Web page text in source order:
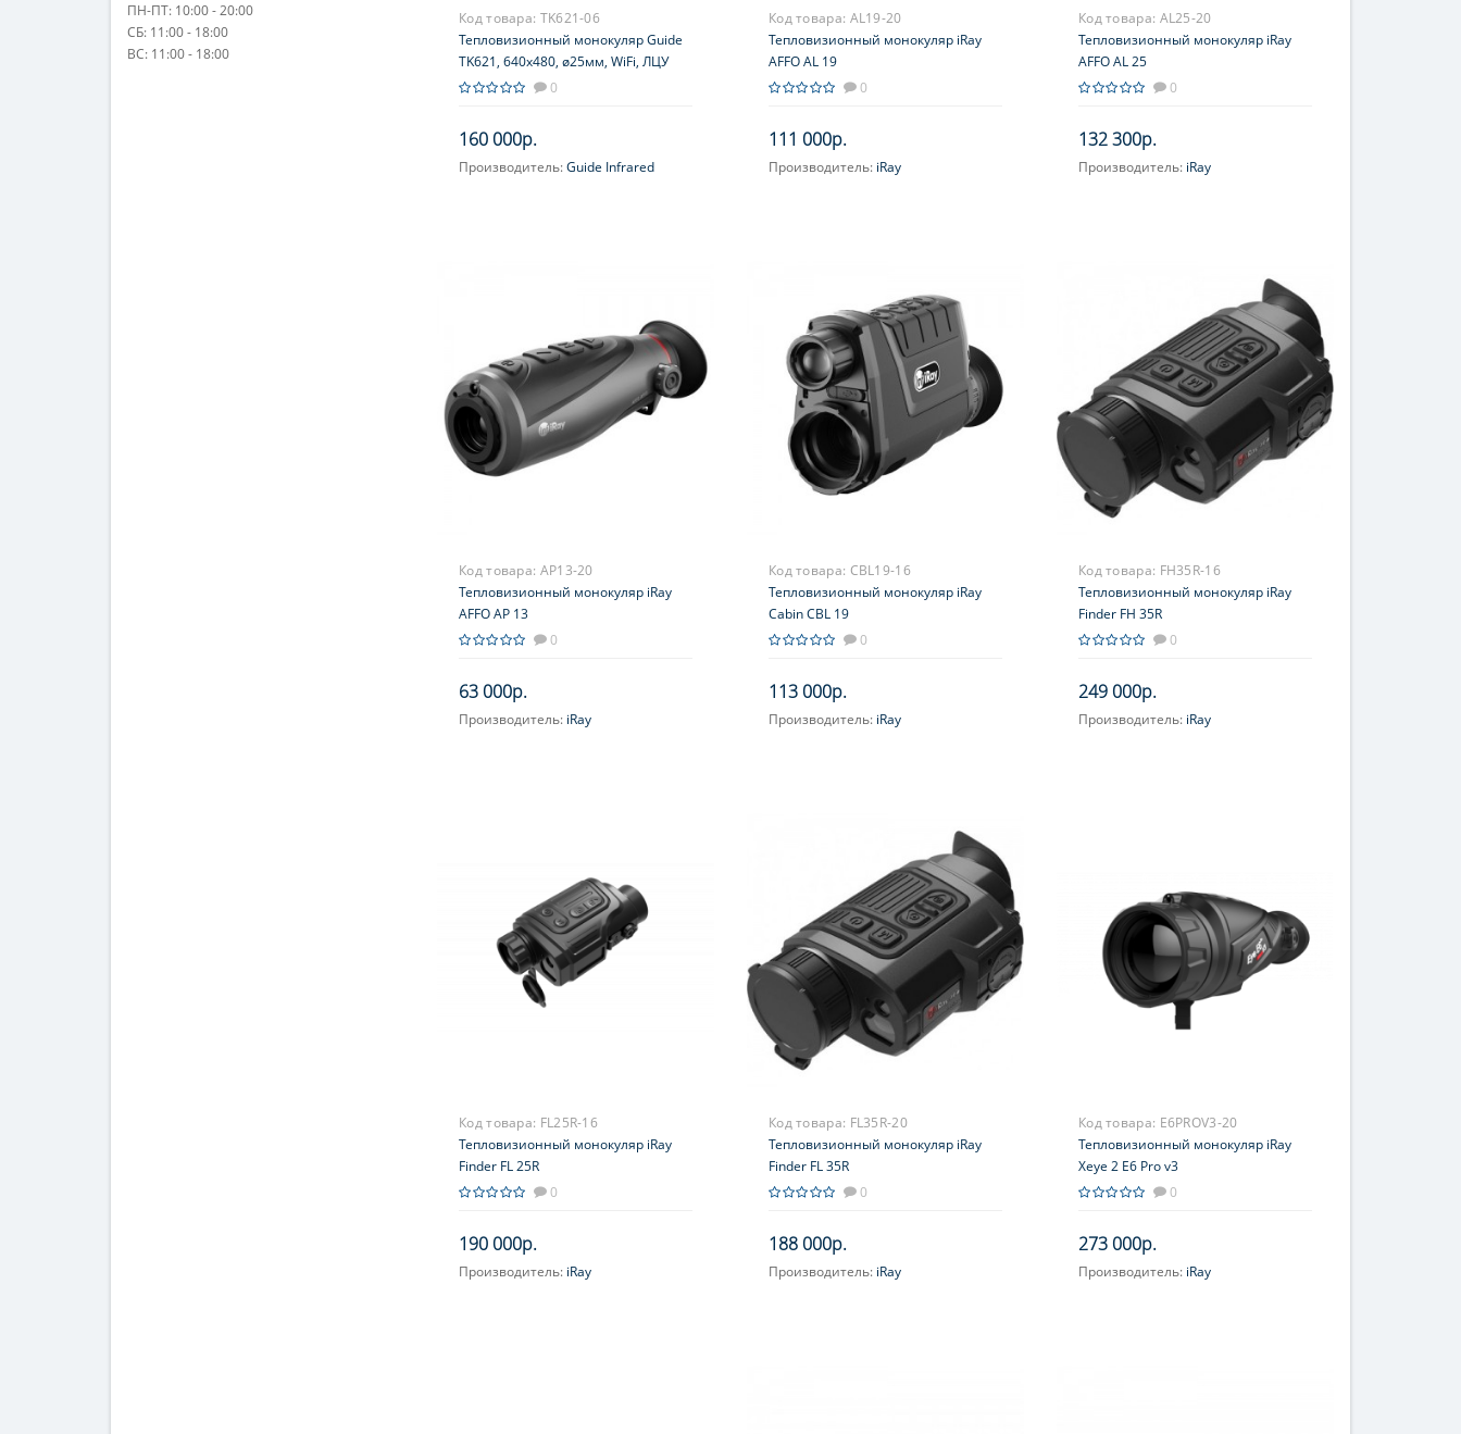
ПН-ПТ: 10:00 - 20:00
СБ: 11:00 - 18:00
ВС: 11:00 - 18:00
Код товара: TK621-06
Тепловизионный монокуляр Guide
TK621, 640х480, ø25мм, WiFi, ЛЦУ
0
160 000р.
Производитель:Guide Infrared
Код товара: AL19-20
Тепловизионный монокуляр iRay
AFFO AL 19
0
111 000р.
Производитель: iRay
Код товара: AL25-20
Тепловизионный монокуляр iRay
AFFO AL 25
0
132 300р.
Производитель: iRay
Код товара: AP13-20
Тепловизионный монокуляр iRay
AFFO AP 13
0
63 000р.
Производитель: iRay
Код товара: CBL19-16
Тепловизионный монокуляр iRay
Cabin CBL 19
0
113 000р.
Производитель: iRay
Код товара: FH35R-16
Тепловизионный монокуляр iRay
Finder FH 35R
0
249 000р.
Производитель: iRay
Код товара: FL25R-16
Тепловизионный монокуляр iRay
Finder FL 25R
0
190 000р.
Производитель: iRay
Код товара: FL35R-20
Тепловизионный монокуляр iRay
Finder FL 35R
0
188 000р.
Производитель: iRay
Код товара: E6PROV3-20
Тепловизионный монокуляр iRay
Xeye 2 E6 Pro v3
0
273 000р.
Производитель: iRay